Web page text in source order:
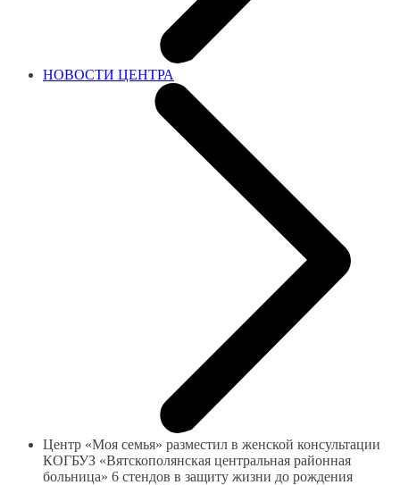
НОВОСТИ ЦЕНТРА
Центр «Моя семья» разместил в женской консультации
КОГБУЗ «Вятскополянская центральная районная
больница» 6 стендов в защиту жизни до рождения